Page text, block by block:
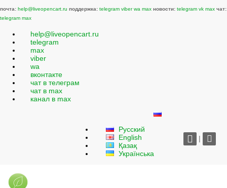
почта: help@liveopencart.ru поддержка: telegram viber wa max новости: telegram vk max чат:
telegram max
help@liveopencart.ru
telegram
max
viber
wa
вконтакте
чат в телеграм
чат в max
канал в max
Русский
English
Қазақ
Українська
|